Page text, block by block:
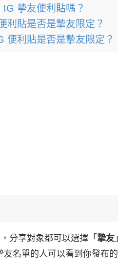
摯友便利貼嗎？
利貼是否是摯友限定？
便利貼是否是摯友限定？
分享對象都可以選擇「 摯友
友名單的人可以看到你發布